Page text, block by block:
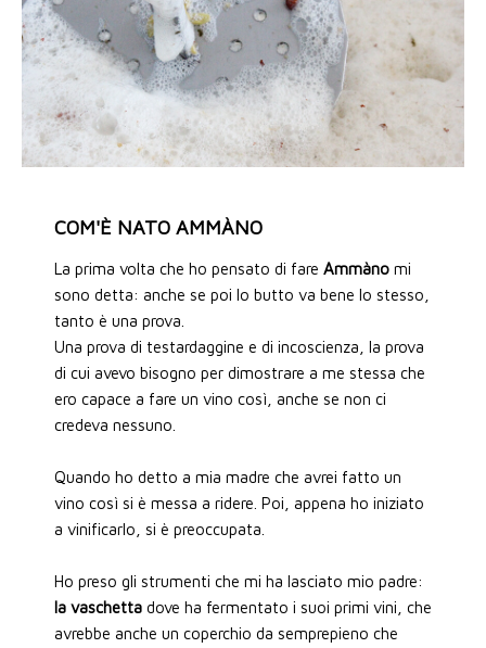
COM'È NATO AMMÀNO
La prima volta che ho pensato di fare Ammàno mi
sono detta: anche se poi lo butto va bene lo stesso,
tanto è una prova.
Una prova di testardaggine e di incoscienza, la prova
di cui avevo bisogno per dimostrare a me stessa che
ero capace a fare un vino così, anche se non ci
credeva nessuno.
Quando ho detto a mia madre che avrei fatto un
vino così si è messa a ridere. Poi, appena ho iniziato
a vinificarlo, si è preoccupata.
Ho preso gli strumenti che mi ha lasciato mio padre:
la vaschetta dove ha fermentato i suoi primi vini, che
avrebbe anche un coperchio da semprepieno che